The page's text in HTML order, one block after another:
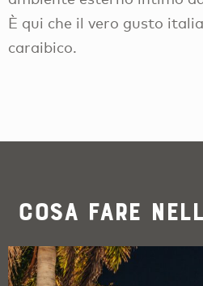
È qui che il vero gusto
caraibico.
Cosa fare